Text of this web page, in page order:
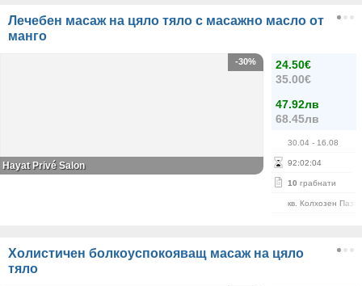
Лечебен масаж на цяло тяло с масажно масло от
манго
24.50€
35.00€
47.92лв
68.45лв
30.04 - 16.08
92:02:03
10 грабнати
кв. Колхозен
-30%
Hayat Privé Salon
Холистичен болкоуспокояващ масаж на цяло
тяло